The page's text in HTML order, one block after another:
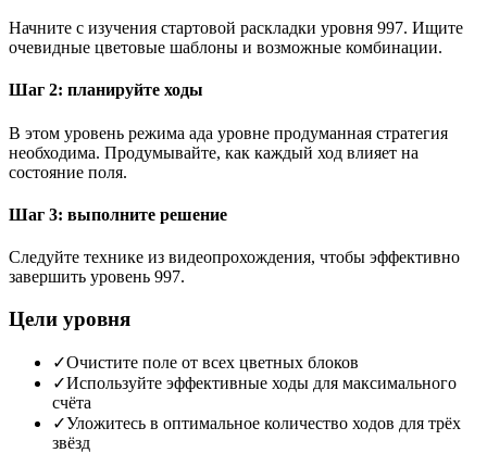
Начните с изучения стартовой раскладки уровня 997. Ищите
очевидные цветовые шаблоны и возможные комбинации.
Шаг 2: планируйте ходы
В этом уровень режима ада уровне продуманная стратегия
необходима. Продумывайте, как каждый ход влияет на
состояние поля.
Шаг 3: выполните решение
Следуйте технике из видеопрохождения, чтобы эффективно
завершить уровень 997.
Цели уровня
✓Очистите поле от всех цветных блоков
✓Используйте эффективные ходы для максимального
счёта
✓Уложитесь в оптимальное количество ходов для трёх
звёзд